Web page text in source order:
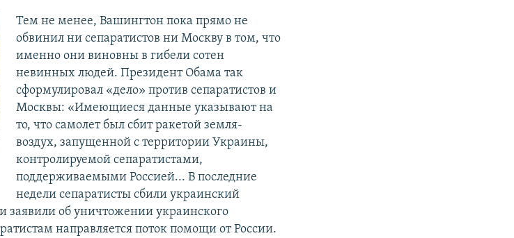
Тем не менее, Вашингтон пока прямо не
обвинил ни сепаратистов ни Москву в том, что
именно они виновны в гибели сотен
невинных людей. Президент Обама так
сформулировал «дело» против сепаратистов и
Москвы: «Имеющиеся данные указывают на
то, что самолет был сбит ракетой земля-
воздух, запущенной с территории Украины,
контролируемой сепаратистами,
поддерживаемыми Россией... В последние
недели сепаратисты сбили украинский
заявили об уничтожении украинского
направляется поток помощи от России.